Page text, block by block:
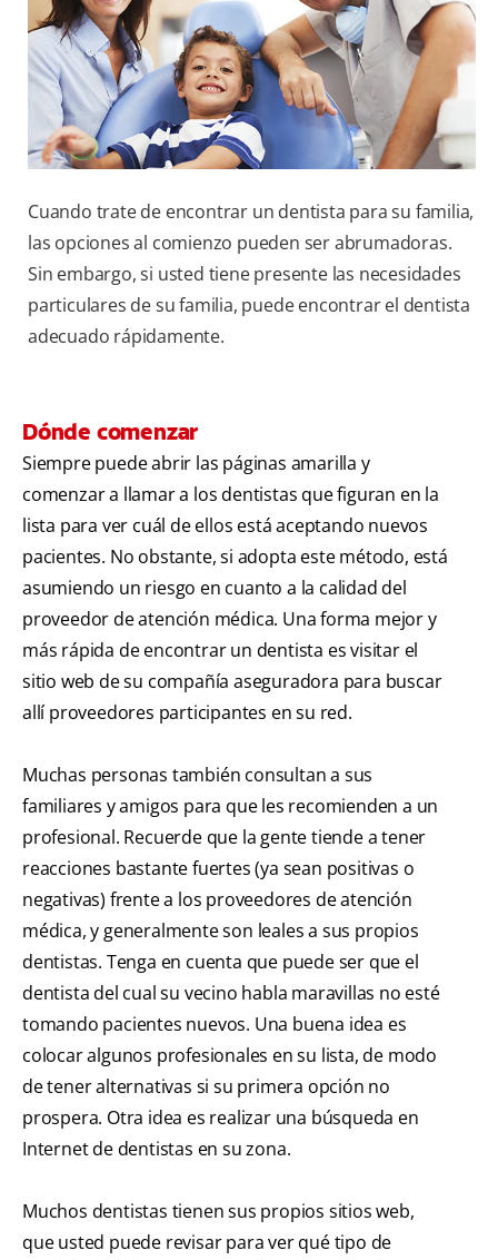
CUPONES
DÓNDE COMPRAR
PE (ES)
Cuando trate de encontrar un dentista para su familia,
las opciones al comienzo pueden ser abrumadoras.
Sin embargo, si usted tiene presente las necesidades
particulares de su familia, puede encontrar el dentista
adecuado rápidamente.
Dónde comenzar
Siempre puede abrir las páginas amarilla y
comenzar a llamar a los dentistas que figuran en la
lista para ver cuál de ellos está aceptando nuevos
pacientes. No obstante, si adopta este método, está
asumiendo un riesgo en cuanto a la calidad del
proveedor de atención médica. Una forma mejor y
más rápida de encontrar un dentista es visitar el
sitio web de su compañía aseguradora para buscar
allí proveedores participantes en su red.
Muchas personas también consultan a sus
familiares y amigos para que les recomienden a un
profesional. Recuerde que la gente tiende a tener
reacciones bastante fuertes (ya sean positivas o
negativas) frente a los proveedores de atención
médica, y generalmente son leales a sus propios
dentistas. Tenga en cuenta que puede ser que el
dentista del cual su vecino habla maravillas no esté
tomando pacientes nuevos. Una buena idea es
colocar algunos profesionales en su lista, de modo
de tener alternativas si su primera opción no
prospera. Otra idea es realizar una búsqueda en
Internet de dentistas en su zona.
Muchos dentistas tienen sus propios sitios web,
que usted puede revisar para ver qué tipo de